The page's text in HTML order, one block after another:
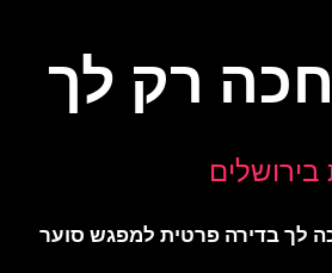
רק לך
בירושלים
לך בדירה פרטית למפגש סוער